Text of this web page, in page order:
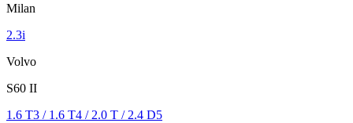
Milan
2.3i
Volvo
S60 II
1.6 T3 / 1.6 T4 / 2.0 T / 2.4 D5